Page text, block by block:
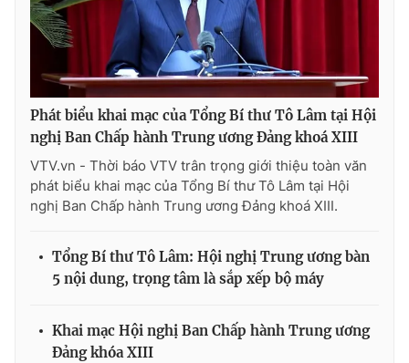
Phát biểu khai mạc của Tổng Bí thư Tô Lâm tại Hội
nghị Ban Chấp hành Trung ương Đảng khoá XIII
VTV.vn - Thời báo VTV trân trọng giới thiệu toàn văn
phát biểu khai mạc của Tổng Bí thư Tô Lâm tại Hội
nghị Ban Chấp hành Trung ương Đảng khoá XIII.
Tổng Bí thư Tô Lâm: Hội nghị Trung ương bàn
5 nội dung, trọng tâm là sắp xếp bộ máy
Khai mạc Hội nghị Ban Chấp hành Trung ương
Đảng khóa XIII